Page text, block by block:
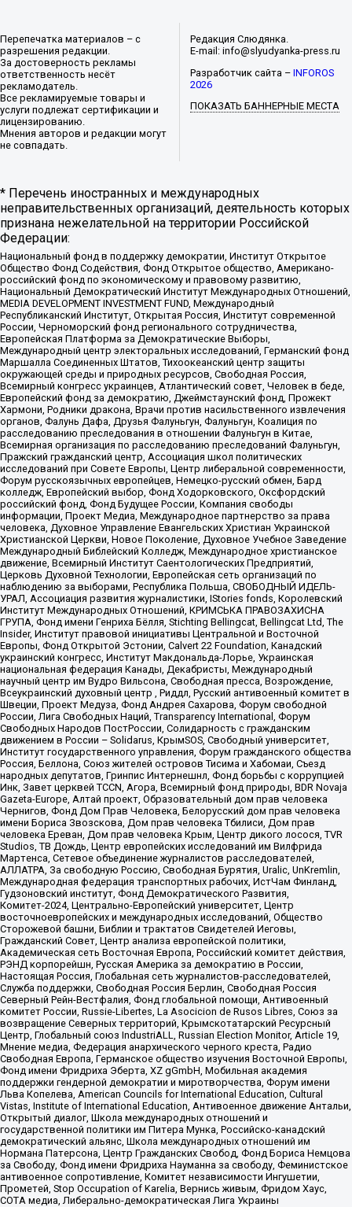
Перепечатка материалов – с
разрешения редакции.
За достоверность рекламы
ответственность несёт
рекламодатель.
Все рекламируемые товары и
услуги подлежат сертификации и
лицензированию.
Мнения авторов и редакции могут
не совпадать.
Редакция Слюдянка.
E-mail: info@slyudyanka-press.ru
Разработчик сайта –INFOROS
2026
ПОКАЗАТЬ БАННЕРНЫЕ МЕСТА
* Перечень иностранных и международных
неправительственных организаций, деятельность которых
признана нежелательной на территории Российской
Федерации:
Национальный фонд в поддержку демократии, Институт Открытое
Общество Фонд Содействия, Фонд Открытое общество, Американо-
российский фонд по экономическому и правовому развитию,
Национальный Демократический Институт Международных Отношений,
MEDIA DEVELOPMENT INVESTMENT FUND, Международный
Республиканский Институт, Открытая Россия, Институт современной
России, Черноморский фонд регионального сотрудничества,
Европейская Платформа за Демократические Выборы,
Международный центр электоральных исследований, Германский фонд
Маршалла Соединенных Штатов, Тихоокеанский центр защиты
окружающей среды и природных ресурсов, Свободная Россия,
Всемирный конгресс украинцев, Атлантический совет, Человек в беде,
Европейский фонд за демократию, Джеймстаунский фонд, Прожект
Хармони, Родники дракона, Врачи против насильственного извлечения
органов, Фалунь Дафа, Друзья Фалуньгун, Фалуньгун, Коалиция по
расследованию преследования в отношении Фалуньгун в Китае,
Всемирная организация по расследованию преследований Фалуньгун,
Пражский гражданский центр, Ассоциация школ политических
исследований при Совете Европы, Центр либеральной современности,
Форум русскоязычных европейцев, Немецко-русский обмен, Бард
колледж, Европейский выбор, Фонд Ходорковского, Оксфордский
российский фонд, Фонд Будущее России, Компания свободы
информации, Проект Медиа, Международное партнерство за права
человека, Духовное Управление Евангельских Христиан Украинской
Христианской Церкви, Новое Поколение, Духовное Учебное Заведение
Международный Библейский Колледж, Международное христианское
движение, Всемирный Институт Саентологических Предприятий,
Церковь Духовной Технологии, Европейская сеть организаций по
наблюдению за выборами, Республика Польша, СВОБОДНЫЙ ИДЕЛЬ-
УРАЛ, Ассоциация развития журналистики, IStories fonds, Королевский
Институт Международных Отношений, КРИМСЬКА ПРАВОЗАХИСНА
ГРУПА, Фонд имени Генриха Бёлля, Stichting Bellingcat, Bellingcat Ltd, The
Insider, Институт правовой инициативы Центральной и Восточной
Европы, Фонд Открытой Эстонии, Calvert 22 Foundation, Канадский
украинский конгресс, Институт Макдональда-Лорье, Украинская
национальная федерация Канады, Декабристы, Международный
научный центр им Вудро Вильсона, Свободная пресса, Возрождение,
Всеукраинский духовный центр , Риддл, Русский антивоенный комитет в
Швеции, Проект Медуза, Фонд Андрея Сахарова, Форум свободной
России, Лига Свободных Наций, Transparеncy International, Форум
Свободных Народов ПостРоссии, Солидарность с гражданским
движением в России – Solidarus, КрымSOS, Свободный университет,
Институт государственного управления, Форум гражданского общества
Россия, Беллона, Союз жителей островов Тисима и Хабомаи, Съезд
народных депутатов, Гринпис Интернешнл, Фонд борьбы с коррупцией
Инк, Завет церквей TCCN, Агора, Всемирный фонд природы, BDR Novaja
Gazeta-Europe, Алтай проект, Образовательный дом прав человека
Чернигов, Фонд Дом Прав Человека, Белорусский дом прав человека
имени Бориса Звозскова, Дом прав человека Тбилиси, Дом прав
человека Ереван, Дом прав человека Крым, Центр дикого лосося, TVR
Studios, ТВ Дождь, Центр европейских исследований им Вилфрида
Мартенса, Сетевое объединение журналистов расследователей,
АЛЛАТРА, За свободную Россию, Свободная Бурятия, Uralic, UnKremlin,
Международная федерация транспортных рабочих, ИстЧам Финланд,
Гудзоновский институт, Фонд Демократического Развития,
Комитет-2024, Центрально-Европейский университет, Центр
восточноевропейских и международных исследований, Общество
Сторожевой башни, Библии и трактатов Свидетелей Иеговы,
Гражданский Совет, Центр анализа европейской политики,
Академическая сеть Восточная Европа, Российский комитет действия,
РЭНД корпорейшн, Русская Америка за демократию в России,
Настоящая Россия, Глобальная сеть журналистов-расследователей,
Служба поддержки, Свободная Россия Берлин, Свободная Россия
Северный Рейн-Вестфалия, Фонд глобальной помощи, Антивоенный
комитет России, Russie-Libertes, La Asocicion de Rusos Libres, Союз за
возвращение Северных территорий, Крымскотатарский Ресурсный
Центр, Глобальный союз IndustriALL, Russian Election Monitor, Article 19,
Мнение медиа, Федерация анархического черного креста, Радио
Свободная Европа, Германское общество изучения Восточной Европы,
Фонд имени Фридриха Эберта, XZ gGmbH, Мобильная академия
поддержки гендерной демократии и миротворчества, Форум имени
Льва Копелева, American Councils for International Education, Cultural
Vistas, Institute of International Education, Антивоенное движение Антальи,
Открытый диалог, Школа международных отношений и
государственной политики им Питера Мунка, Российско-канадский
демократический альянс, Школа международных отношений им
Нормана Патерсона, Центр Гражданских Свобод, Фонд Бориса Немцова
за Свободу, Фонд имени Фридриха Науманна за свободу, Феминистское
антивоенное сопротивление, Комитет независимости Ингушетии,
Прометей, Stop Occupation of Karelia, Вернись живым, Фридом Хаус,
СОТА медиа, Либерально-демократическая Лига Украины